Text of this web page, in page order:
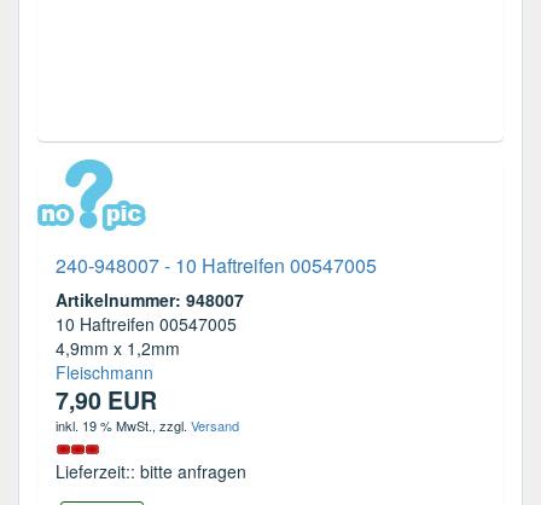
240-948007 - 10 Haftreifen 00547005
Artikelnummer: 948007
10 Haftreifen 00547005
4,9mm x 1,2mm
Fleischmann
7,90 EUR
inkl. 19 % MwSt., zzgl. Versand
Lieferzeit:: bitte anfragen